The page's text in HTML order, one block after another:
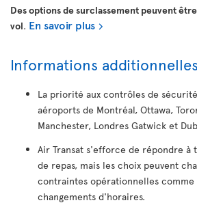
Des options de surclassement peuvent
vol. En savoir plus
Informations additionnelles
La priorité aux contrôles de
aéroports de Montréal, Ottawa,
Manchester, Londres Gatwick et
Air Transat s'efforce de répondre à
de repas, mais les choix peuvent
contraintes opérationnelles comme
changements d'horaires.